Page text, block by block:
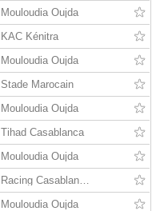
Mouloudia Oujda
KAC Kénitra
Mouloudia Oujda
Stade Marocain
Mouloudia Oujda
Tihad Casablanca
Mouloudia Oujda
Racing Casablanca
Mouloudia Oujda